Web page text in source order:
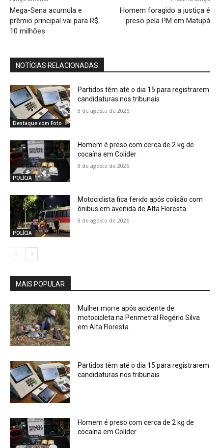
Mega-Sena acumula e
prêmio principal vai para R$
10 milhões
Homem foragido a justiça é
preso pela PM em Matupá
NOTÍCIAS RELACIONADAS
Destaque com Foto
Partidos têm até o dia 15 para registrarem
candidaturas nos tribunais
8 de agosto de 2026
POLÍCIA
Homem é preso com cerca de 2 kg de
cocaína em Colíder
8 de agosto de 2026
POLÍCIA
Motociclista fica ferido após colisão com
ônibus em avenida de Alta Floresta
8 de agosto de 2026
MAIS POPULAR
Mulher morre após acidente de
motocicleta na Perimetral Rogério Silva
em Alta Floresta
Partidos têm até o dia 15 para registrarem
candidaturas nos tribunais
Homem é preso com cerca de 2 kg de
cocaína em Colíder